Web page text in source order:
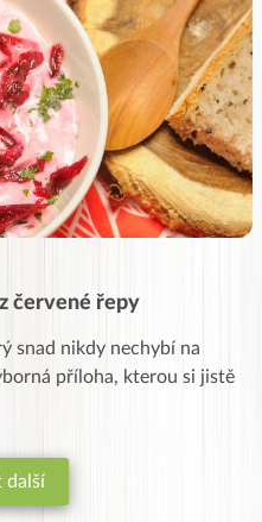
červené řepy
snad nikdy nechybí na
příloha, kterou si jistě
další